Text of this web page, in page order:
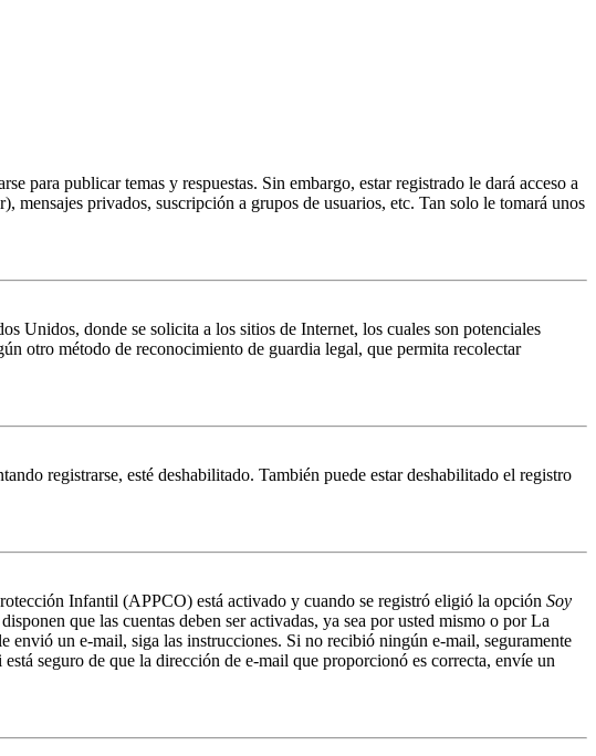
para publicar temas y respuestas. Sin embargo, estar registrado le dará acceso a
privados, suscripción a grupos de usuarios, etc. Tan solo le tomará unos
Unidos, donde se solicita a los sitios de Internet, los cuales son potenciales
otro método de reconocimiento de guardia legal, que permita recolectar
registrarse, esté deshabilitado. También puede estar deshabilitado el registro
Infantil (APPCO) está activado y cuando se registró eligió la opción Soy
que las cuentas deben ser activadas, ya sea por usted mismo o por La
un e-mail, siga las instrucciones. Si no recibió ningún e-mail, seguramente
seguro de que la dirección de e-mail que proporcionó es correcta, envíe un